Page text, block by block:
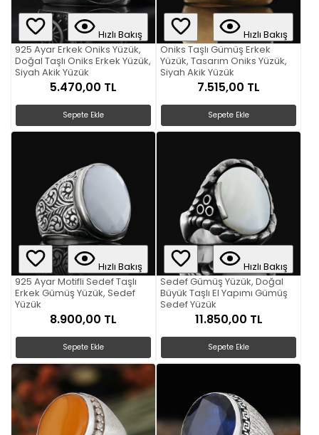
Hızlı Bakış
925 Ayar Erkek Oniks Yüzük,
Doğal Taşlı Oniks Erkek Yüzük,
Siyah Akik Yüzük
5.470,00 TL
Sepete Ekle
Hızlı Bakış
Oniks Taşlı Gümüş Erkek
Yüzük, Tasarım Oniks Yüzük,
Siyah Akik Yüzük
7.515,00 TL
Sepete Ekle
Hızlı Bakış
925 Ayar Motifli Sedef Taşlı
Erkek Gümüş Yüzük, Sedef
Yüzük
8.900,00 TL
Sepete Ekle
Hızlı Bakış
Sedef Gümüş Yüzük, Doğal
Büyük Taşlı El Yapımı Gümüş
Sedef Yüzük
11.850,00 TL
Sepete Ekle